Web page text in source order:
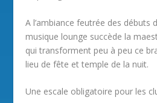
A l’ambiance feutrée des débuts
musique lounge succède la
qui transforment peu à peu ce
lieu de fête et temple de la nuit.
Une escale obligatoire pour les